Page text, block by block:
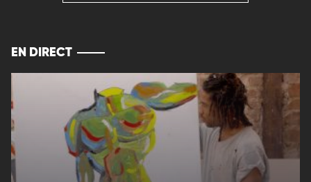
EN DIRECT